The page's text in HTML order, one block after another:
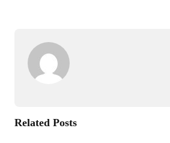
Related Posts